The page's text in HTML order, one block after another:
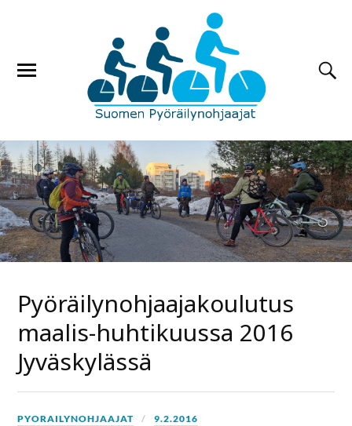
Pyöräilynohjaajakoulutus
maalis-huhtikuussa 2016
Jyväskylässä
PYORAILYNOHJAAJAT 9.2.2016